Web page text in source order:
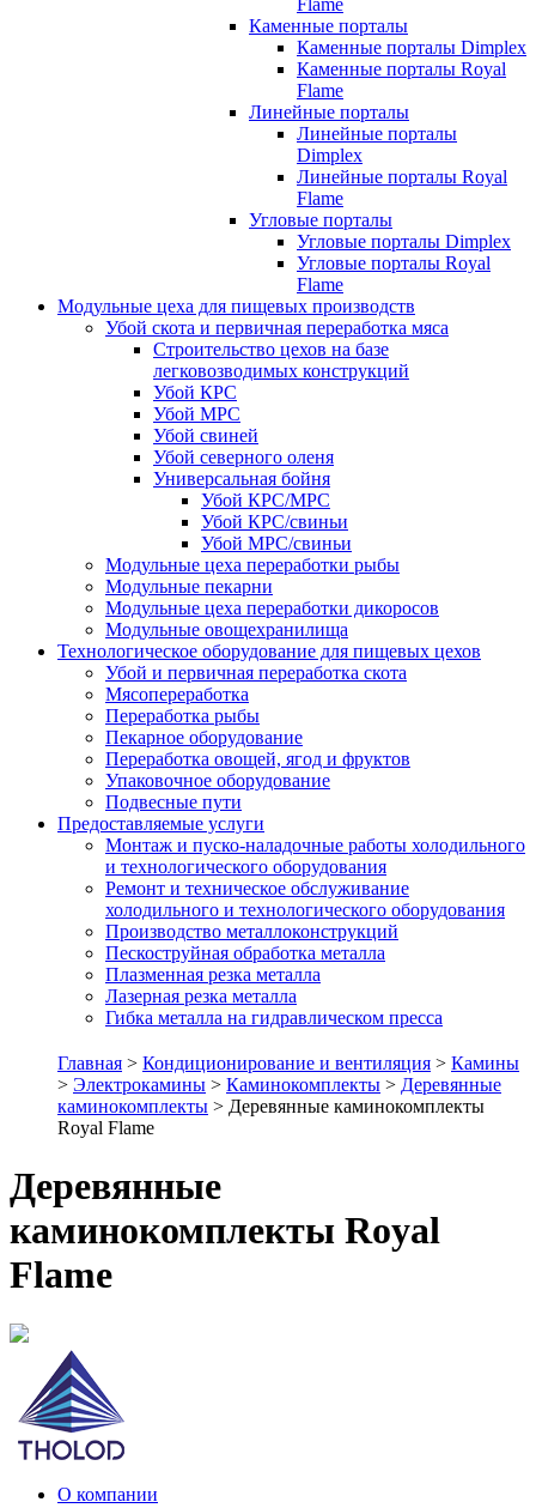
Flame
Каменные порталы
Каменные порталы Dimplex
Каменные порталы Royal
Flame
Линейные порталы
Линейные порталы
Dimplex
Линейные порталы Royal
Flame
Угловые порталы
Угловые порталы Dimplex
Угловые порталы Royal
Flame
Модульные цеха для пищевых производств
Убой скота и первичная переработка мяса
Строительство цехов на базе
легковозводимых конструкций
Убой КРС
Убой МРС
Убой свиней
Убой северного оленя
Универсальная бойня
Убой КРС/МРС
Убой КРС/свиньи
Убой МРС/свиньи
Модульные цеха переработки рыбы
Модульные пекарни
Модульные цеха переработки дикоросов
Модульные овощехранилища
Технологическое оборудование для пищевых цехов
Убой и первичная переработка скота
Мясопереработка
Переработка рыбы
Пекарное оборудование
Переработка овощей, ягод и фруктов
Упаковочное оборудование
Подвесные пути
Предоставляемые услуги
Монтаж и пуско-наладочные работы холодильного
и технологического оборудования
Ремонт и техническое обслуживание
холодильного и технологического оборудования
Производство металлоконструкций
Пескоструйная обработка металла
Плазменная резка металла
Лазерная резка металла
Гибка металла на гидравлическом пресса
Главная > Кондиционирование и вентиляция > Камины
> Электрокамины > Каминокомплекты > Деревянные
каминокомплекты > Деревянные каминокомплекты
Royal Flame
Деревянные
каминокомплекты Royal
Flame
О компании